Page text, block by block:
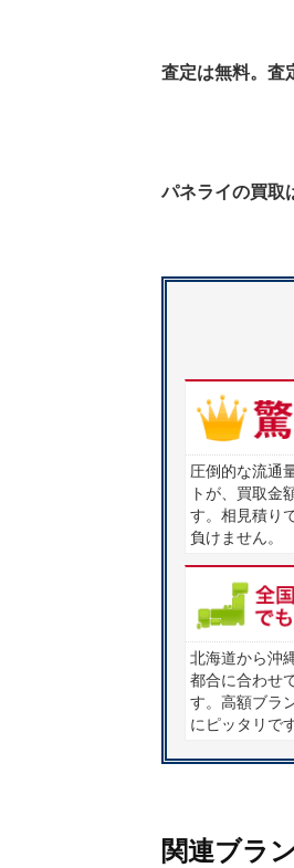
査定は無料。査
パネライの買取
圧倒的な流通
トが、買取金
す。相見積り
負けません。
北海道から沖
都合に合わせ
す。高額ブラ
にピッタリです
関連ブラ